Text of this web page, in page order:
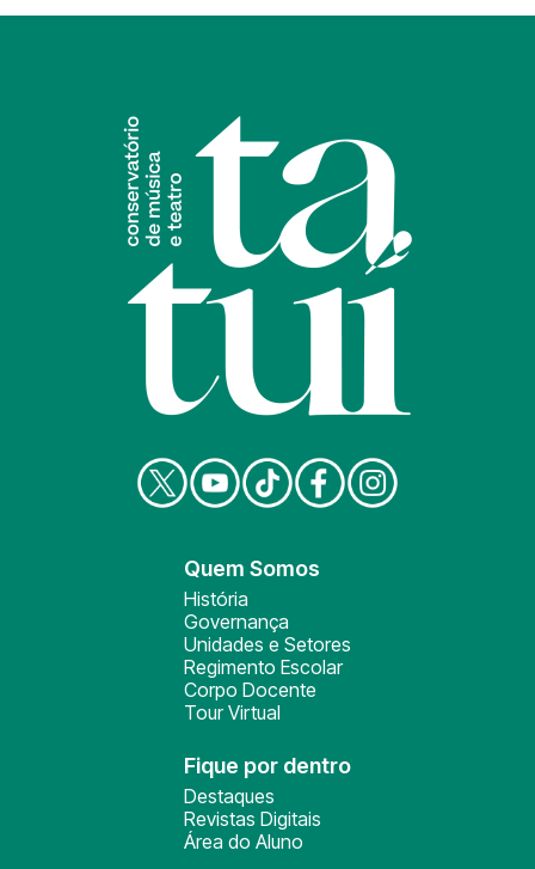
Quem Somos
História
Governança
Unidades e Setores
Regimento Escolar
Corpo Docente
Tour Virtual
Fique por dentro
Destaques
Revistas Digitais
Área do Aluno